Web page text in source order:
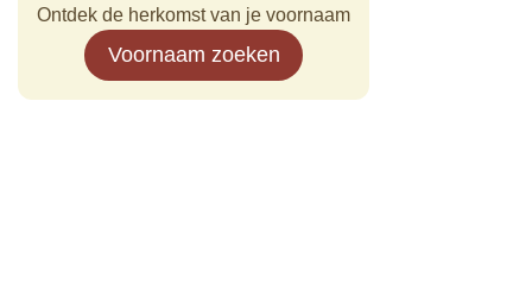
Ontdek de herkomst van je voornaam
Voornaam zoeken